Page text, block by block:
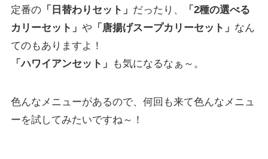
定番の「日替わりセット」 だったり、
「2種の選べる
カリーセット」 や 「唐揚げスープカリーセット」 なん
てのもありますよ！
「ハワイアンセット」
も気になるなぁ～。
色んなメニューがあるので、何回も来て色んなメニュ
ーを試してみたいですね～！